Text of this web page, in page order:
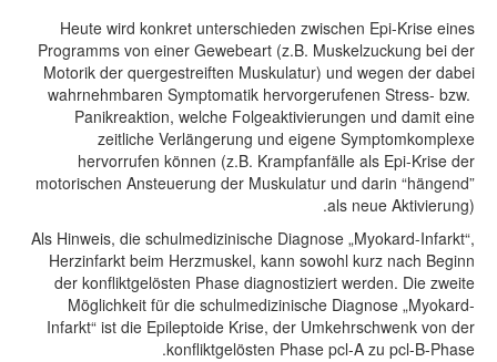
Heute wird konkret unterschieden zwischen Epi-Krise eines
Programms von einer Gewebeart (z.B. Muskelzuckung bei der
Motorik der quergestreiften Muskulatur) und wegen der dabei
wahrnehmbaren Symptomatik hervorgerufenen Stress- bzw.
Panikreaktion, welche Folgeaktivierungen und damit eine
zeitliche Verlängerung und eigene Symptomkomplexe
hervorrufen können (z.B. Krampfanfälle als Epi-Krise der
motorischen Ansteuerung der Muskulatur und darin “hängend”
als neue Aktivierung).
Als Hinweis, die schulmedizinische Diagnose „Myokard-Infarkt“,
Herzinfarkt beim Herzmuskel, kann sowohl kurz nach Beginn
der konfliktgelösten Phase diagnostiziert werden. Die zweite
Möglichkeit für die schulmedizinische Diagnose „Myokard-
Infarkt“ ist die Epileptoide Krise, der Umkehrschwenk von der
konfliktgelösten Phase pcl-A zu pcl-B-Phase.